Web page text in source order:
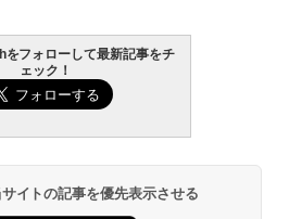
をフォローして最新記事をチ
ェック！
イトの記事を優先表示させる